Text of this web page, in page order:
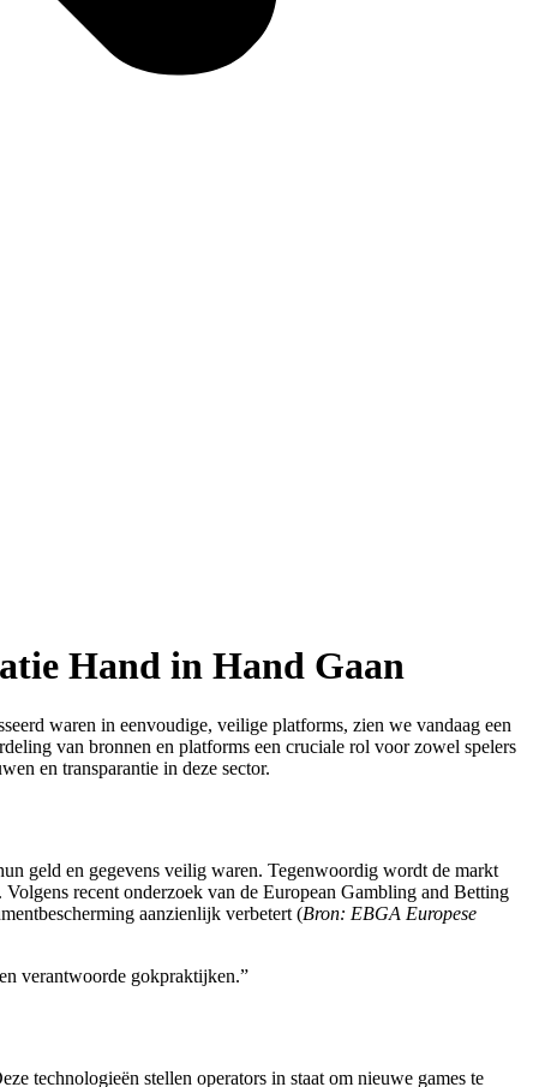
Hand in Hand Gaan
waren in eenvoudige, veilige platforms, zien we vandaag een
van bronnen en platforms een cruciale rol voor zowel spelers
en transparantie in deze sector.
geld en gegevens veilig waren. Tegenwoordig wordt de markt
recent onderzoek van de European Gambling and Betting
aanzienlijk verbetert (Bron: EBGA Europese
verantwoorde gokpraktijken.”
technologieën stellen operators in staat om nieuwe games te